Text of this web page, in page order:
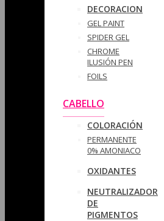
DECORACION
GEL PAINT
SPIDER GEL
CHROME
ILUSIÓN PEN
FOILS
CABELLO
COLORACIÓN
PERMANENTE
0% AMONIACO
OXIDANTES
NEUTRALIZADOR
DE
PIGMENTOS